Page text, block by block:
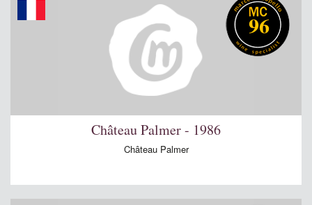
96
Château Palmer - 1986
Château Palmer